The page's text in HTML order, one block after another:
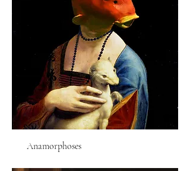
Anamorphoses